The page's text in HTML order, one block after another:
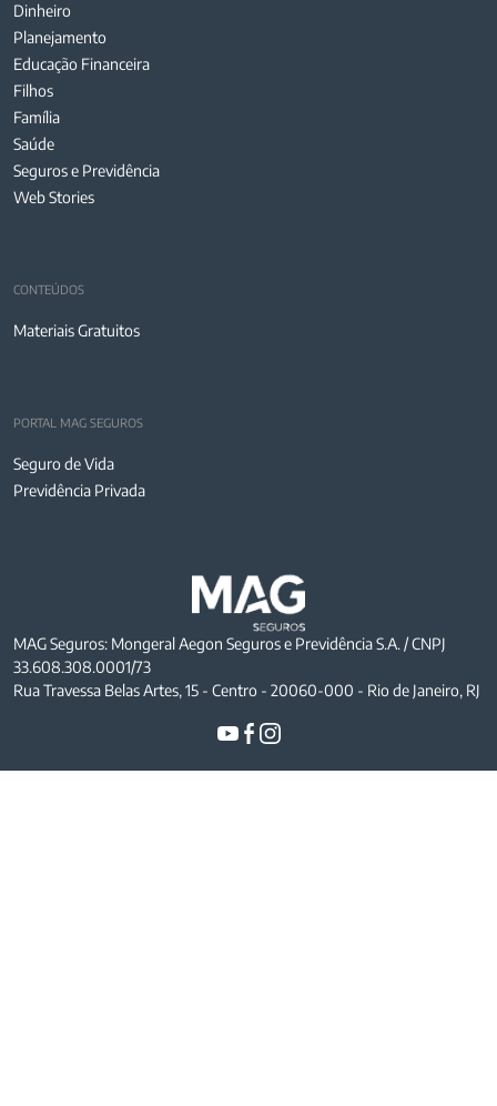
Dinheiro
Planejamento
Educação Financeira
Filhos
Família
Saúde
Seguros e Previdência
Web Stories
CONTEÚDOS
Materiais Gratuitos
PORTAL MAG SEGUROS
Seguro de Vida
Previdência Privada
MAG Seguros: Mongeral Aegon Seguros e Previdência S.A. / CNPJ
33.608.308.0001/73
Rua Travessa Belas Artes, 15 - Centro - 20060-000 - Rio de Janeiro, RJ